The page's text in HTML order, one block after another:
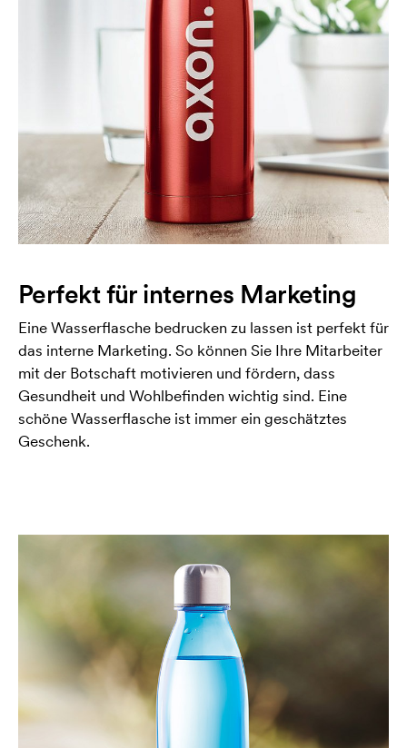
Perfekt für internes Marketing
Eine Wasserflasche bedrucken zu lassen ist perfekt für
das interne Marketing. So können Sie Ihre Mitarbeiter
mit der Botschaft motivieren und fördern, dass
Gesundheit und Wohlbefinden wichtig sind. Eine
schöne Wasserflasche ist immer ein geschätztes
Geschenk.